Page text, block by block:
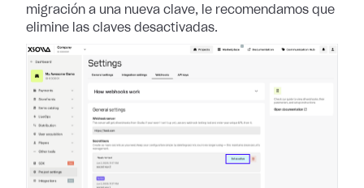
migración a una nueva clave, le recomendamos que
elimine las claves desactivadas.